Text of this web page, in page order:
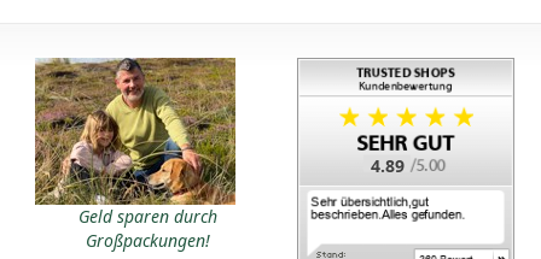
- Rezepte,
Ideen und
Zutatenliste
Geld sparen durch
Großpackungen!
4.89